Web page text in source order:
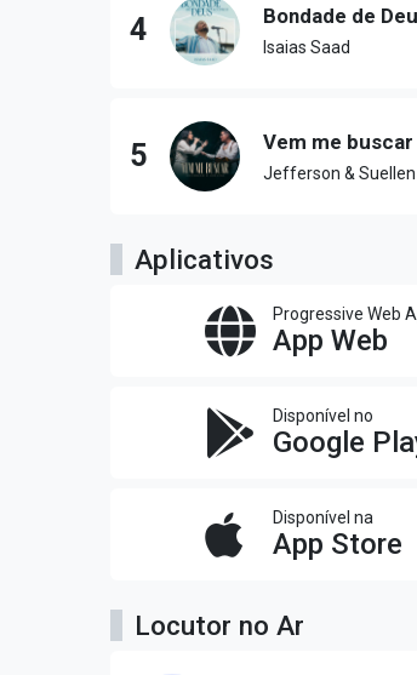
4 Bondade de
Isaias Saad
5 Vem me buscar
Jefferson & Suellen
Aplicativos
Progressive Web
App Web
Disponível no
Google
Disponível na
App Store
Locutor no Ar